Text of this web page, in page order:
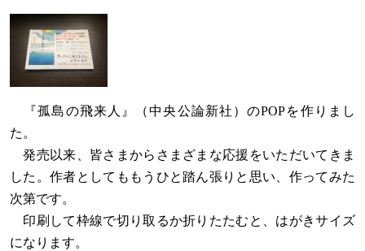
『孤島の飛来人』（中央公論新社）のPOPを作りまし
た。
発売以来、皆さまからさまざまな応援をいただいてきま
した。作者としてももうひと踏ん張りと思い、作ってみた
次第です。
印刷して枠線で切り取るか折りたたむと、はがきサイズ
になります。